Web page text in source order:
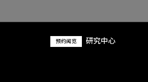
预约阅览 研究中心